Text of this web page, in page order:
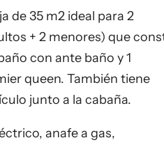
de 35 m2 ideal para 2
+ 2 menores) que
con ante baño y 1
queen. También tiene
junto a la cabaña.
anafe a gas,